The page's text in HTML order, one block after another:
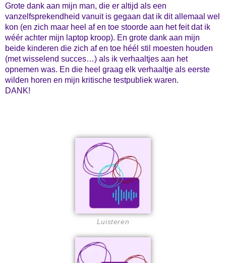
Grote dank aan mijn man, die er altijd als een
vanzelfsprekendheid vanuit is gegaan dat ik dit allemaal wel
kon (en zich maar heel af en toe stoorde aan het feit dat ik
wéér achter mijn laptop kroop). En grote dank aan mijn
beide kinderen die zich af en toe héél stil moesten houden
(met wisselend succes…) als ik verhaaltjes aan het
opnemen was. En die heel graag elk verhaaltje als eerste
wilden horen en mijn kritische testpubliek waren.
DANK!
Luisteren